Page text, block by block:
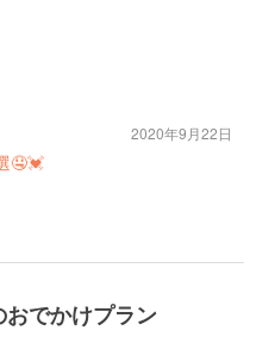
🤤💓
2020年9月22日
でかけプラン